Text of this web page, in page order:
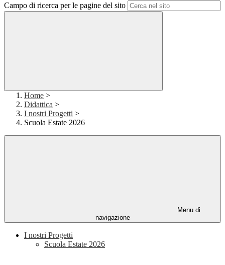
Campo di ricerca per le pagine del sito
Home >
Didattica >
I nostri Progetti >
Scuola Estate 2026
Menu di
navigazione
I nostri Progetti
Scuola Estate 2026